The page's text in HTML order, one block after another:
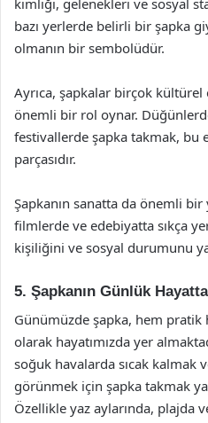
bazı yerlerde belirli bir şapka
olmanın bir sembolüdür.
Ayrıca, şapkalar birçok
önemli bir rol oynar.
festivallerde şapka takmak, bu
parçasıdır.
Şapkanın sanatta da önemli bir
filmlerde ve edebiyatta sıkça
kişiliğini ve sosyal durumunu
5. Şapkanın Günlük
Günümüzde şapka, hem
olarak hayatımızda yer
soğuk havalarda sıcak kalmak
görünmek için şapka takmak
Özellikle yaz aylarında, plajda